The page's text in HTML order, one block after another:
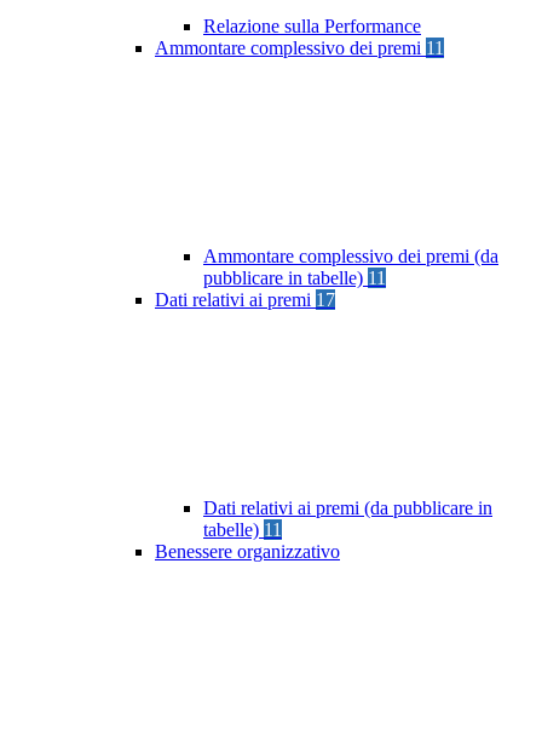
Relazione sulla Performance
Ammontare complessivo dei premi 11
Ammontare complessivo dei premi (da
pubblicare in tabelle) 11
Dati relativi ai premi 17
Dati relativi ai premi (da pubblicare in
tabelle) 11
Benessere organizzativo